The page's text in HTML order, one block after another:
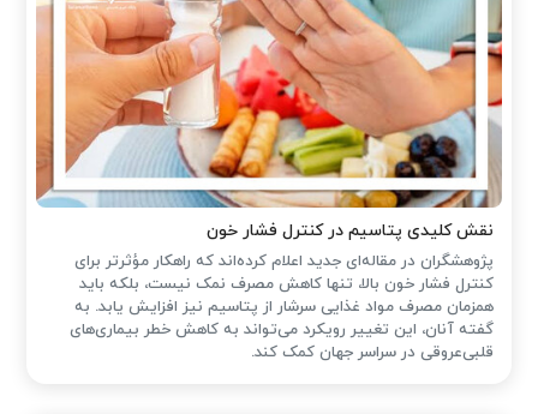
نقش کلیدی پتاسیم در کنترل فشار خون
پژوهشگران در مقاله‌ای جدید اعلام کرده‌اند که راهکار مؤثرتر برای
کنترل فشار خون بالا، تنها کاهش مصرف نمک نیست، بلکه باید
همزمان مصرف مواد غذایی سرشار از پتاسیم نیز افزایش یابد. به
گفته آنان، این تغییر رویکرد می‌تواند به کاهش خطر بیماری‌های
قلبی‌عروقی در سراسر جهان کمک کند.